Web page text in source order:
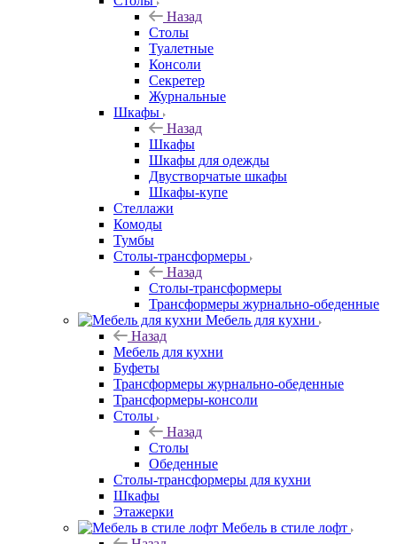
Назад
Столы
Туалетные
Консоли
Секретер
Журнальные
Шкафы
Назад
Шкафы
Шкафы для одежды
Двустворчатые шкафы
Шкафы-купе
Стеллажи
Комоды
Тумбы
Столы-трансформеры
Назад
Столы-трансформеры
Трансформеры журнально-обеденные
Мебель для кухни
Назад
Мебель для кухни
Буфеты
Трансформеры журнально-обеденные
Трансформеры-консоли
Столы
Назад
Столы
Обеденные
Столы-трансформеры для кухни
Шкафы
Этажерки
Мебель в стиле лофт